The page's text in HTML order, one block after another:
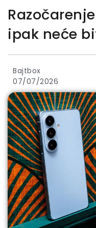
ipak neće
Bajtbox
07/07/2026